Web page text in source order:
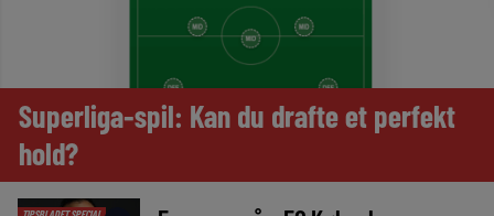
Superliga-spil: Kan du drafte et perfekt
hold?